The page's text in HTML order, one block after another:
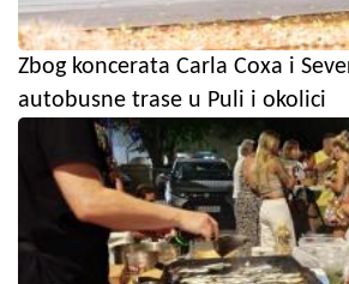
Zbog koncerata Carla Coxa i
autobusne trase u Puli i okolici